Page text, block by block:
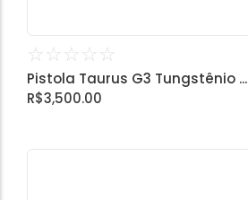
☆ ☆ ☆ ☆ ☆
Pistola Taurus G3 Tungstênio ...
R$3,500.00